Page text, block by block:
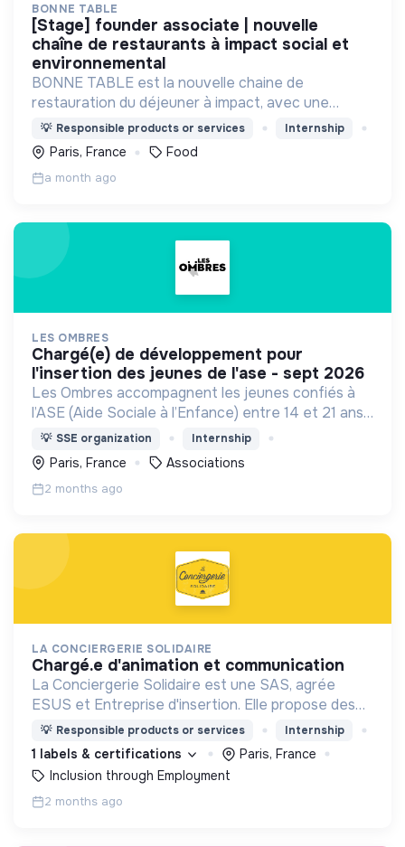
BONNE TABLE
[stage] founder associate | nouvelle
chaîne de restaurants à impact social et
environnemental
BONNE TABLE est la nouvelle chaine de
restauration du déjeuner à impact, avec une
cuisine 100% fait maison et de saison, qui vise à
l’insertion professionnelle de ses équipiers. 🧡💙
💡 Responsible products or services Internship
Paris, France Food
a month ago
LES OMBRES
chargé(e) de développement pour
l'insertion des jeunes de l'ase - sept 2026
Les Ombres accompagnent les jeunes confiés à
l’ASE (Aide Sociale à l’Enfance) entre 14 et 21 ans
à accéder au monde académique et professionnel
pour trouver leur place dans notre société.
💡 SSE organization Internship
Paris, France Associations
2 months ago
LA CONCIERGERIE SOLIDAIRE
chargé.e d'animation et communication
La Conciergerie Solidaire est une SAS, agrée
ESUS et Entreprise d'insertion. Elle propose des
services de conciergerie locaux et solidaires dans
les entreprises, Tiers Lieux et Quartiers.
💡 Responsible products or services Internship
1 labels & certifications
Paris, France
Inclusion through Employment
2 months ago